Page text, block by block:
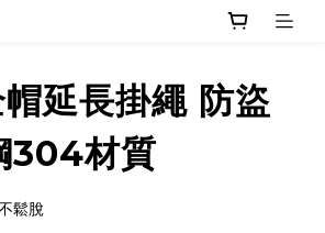
延長掛繩 防盜
304材質
鬆脫